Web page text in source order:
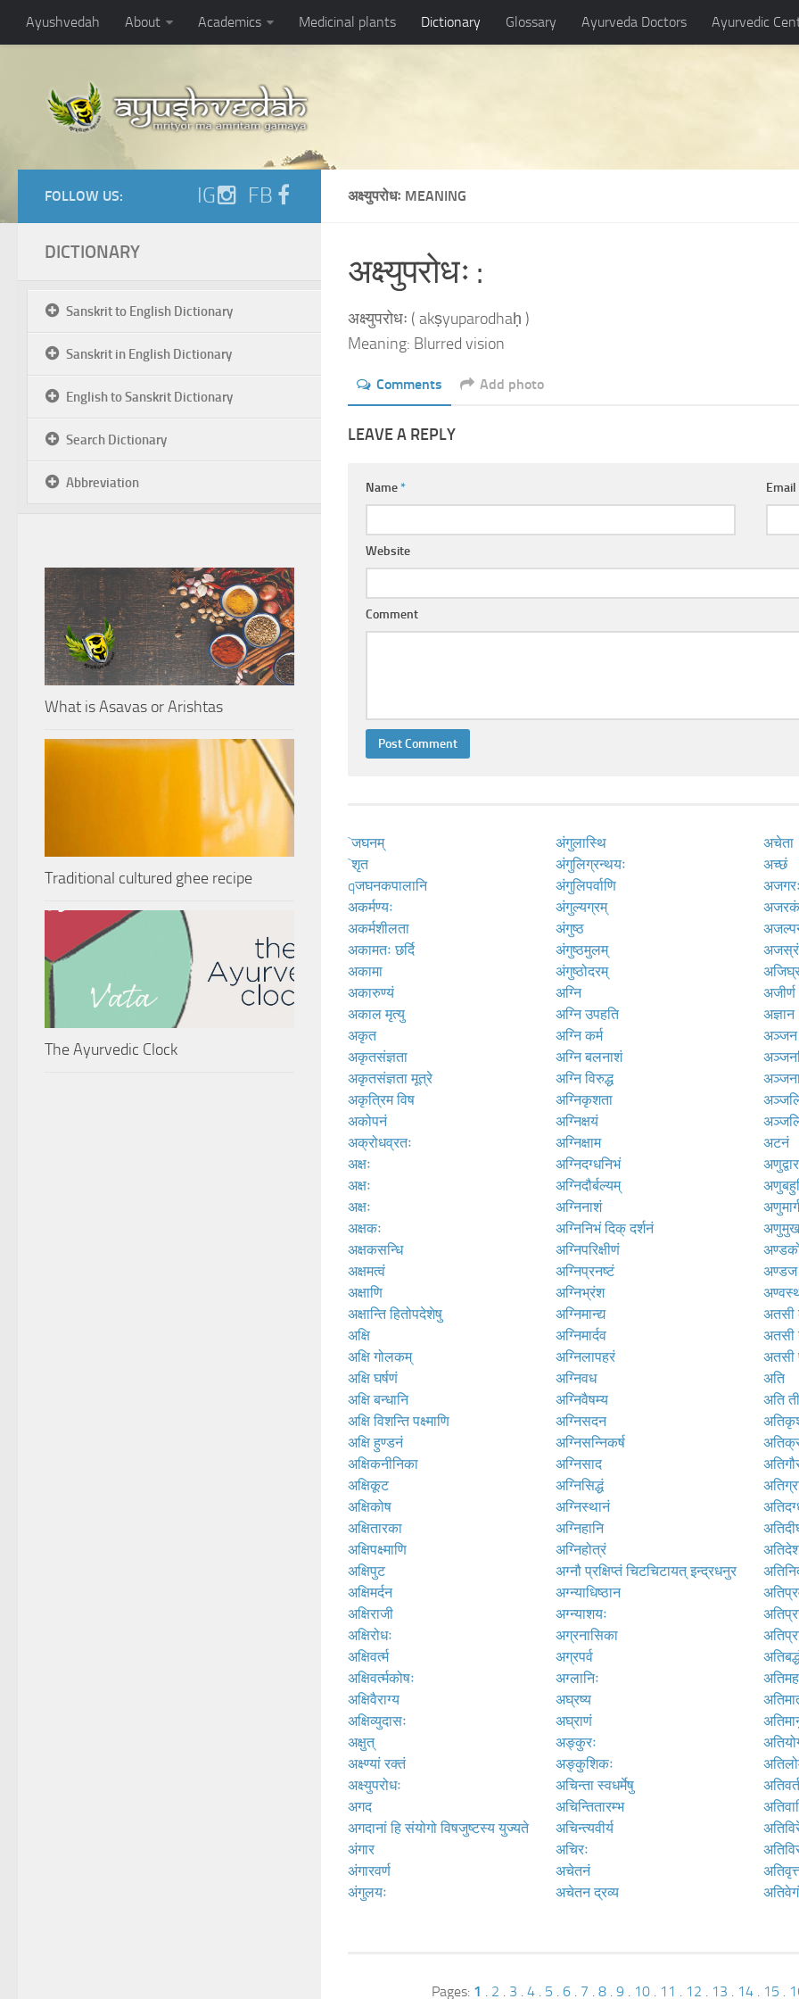
Ayushvedah About Academics Medicinal plants Dictionary Glossary Ayurveda Doctors Ayurvedic
अक्ष्युपरोधः MEANING
अक्ष्युपरोधः :
अक्ष्युपरोधः ( akṣyuparodhaḥ )
Meaning: Blurred vision
Comments Add photo
LEAVE A REPLY
Name* Email
Website
Comment
`जघनम्
`शृत
qजघनकपालानि
अकर्मण्यः
अकर्मशीलता
अकामतः छर्दि
अकामा
अकारुण्यं
अकाल मृत्यु
अकृत
अकृतसंज्ञता
अकृतसंज्ञता मूत्रे
अकृत्रिम विष
अकोपनं
अक्रोधव्रतः
अक्षः
अक्षः
अक्षः
अक्षकः
अक्षकसन्धि
अक्षमत्वं
अक्षाणि
अक्षान्ति हितोपदेशेषु
अक्षि
अक्षि गोलकम्
अक्षि घर्षणं
अक्षि बन्धानि
अक्षि विशन्ति पक्ष्माणि
अक्षि हुण्डनं
अक्षिकनीनिका
अक्षिकूट
अक्षिकोष
अक्षितारका
अक्षिपक्ष्माणि
अक्षिपुट
अक्षिमर्दन
अक्षिराजी
अक्षिरोधः
अक्षिवर्त्म
अक्षिवर्त्मकोषः
अक्षिवैराग्य
अक्षिव्युदासः
अक्षुत्
अक्ष्ण्यां रक्तं
अक्ष्युपरोधः
अगद
अगदानां हि संयोगो विषजुष्टस्य युज्यते
अंगार
अंगारवर्ण
अंगुलयः
अंगुलास्थि
अंगुलिग्रन्थयः
अंगुलिपर्वाणि
अंगुल्यग्रम्
अंगुष्ठ
अंगुष्ठमुलम्
अंगुष्ठोदरम्
अग्नि
अग्नि उपहति
अग्नि कर्म
अग्नि बलनाशं
अग्नि विरुद्ध
अग्निकृशता
अग्निक्षयं
अग्निक्षाम
अग्निदग्धनिभं
अग्निदौर्बल्यम्
अग्निनाशं
अग्निनिभं दिक् दर्शनं
अग्निपरिक्षीणं
अग्निप्रनष्टं
अग्निभ्रंश
अग्निमान्द्य
अग्निमार्दव
अग्निलापहरं
अग्निवध
अग्निवैषम्य
अग्निसदन
अग्निसन्निकर्ष
अग्निसाद
अग्निसिद्धं
अग्निस्थानं
अग्निहानि
अग्निहोत्रं
अग्नौ प्रक्षिप्तं चिटचिटायत् इन्द्रधनुर
अग्न्याधिष्ठान
अग्न्याशयः
अग्रनासिका
अग्रपर्व
अग्लानिः
अघ्रष्य
अघ्राणं
अङ्कुरः
अङ्कुशिकः
अचिन्ता स्वधर्मेषु
अचिन्तितारम्भ
अचिन्त्यवीर्य
अचिरः
अचेतनं
अचेतन द्रव्य
अचेता
अच्छं
अजस्रं
अजीर्ण
अज्ञान
अञ्जन
अटनं
अणुद्वार
अण्डज
अतसी
अतसी
अतसी
अति
अति
अतिवेगं
Pages: 1 . 2 . 3 . 4 . 5 . 6 . 7 . 8 . 9 . 10 . 11 . 12 . 13 . 14 . 15 .
FOLLOW US: IG FB
DICTIONARY
Sanskrit to English Dictionary
Sanskrit in English Dictionary
English to Sanskrit Dictionary
Search Dictionary
Abbreviation
What is Asavas or Arishtas
Traditional cultured ghee recipe
The Ayurvedic Clock